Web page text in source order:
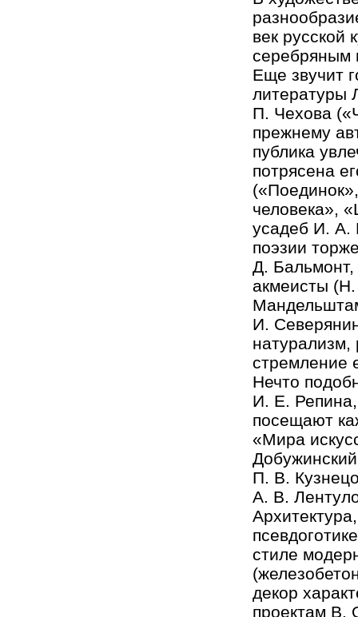
век русской
серебряным
Еще звучит
литературы
П. Чехова
прежнему
публика
потрясена
человека»,
усадеб И. А.
поэзии
Д.
акмеисты
И.
натурализм,
стремление
Нечто
И. Е.
посещают
«Мира
П. В.
А. В.
стиле
декор
проектам В.